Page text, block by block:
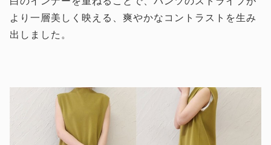
より一層美しく映える、爽やかなコントラストを生み
出しました。